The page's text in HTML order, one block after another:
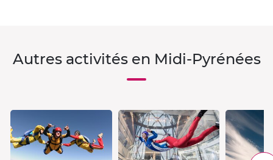
Autres activités en Midi-Pyrénées